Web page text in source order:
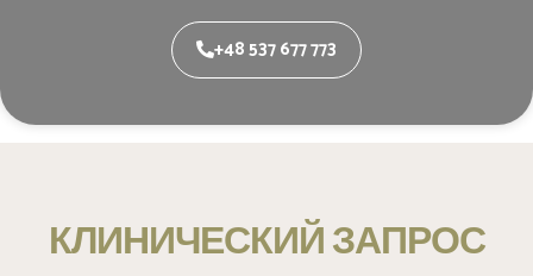
+48 537 677 773
КЛИНИЧЕСКИЙ ЗАПРОС